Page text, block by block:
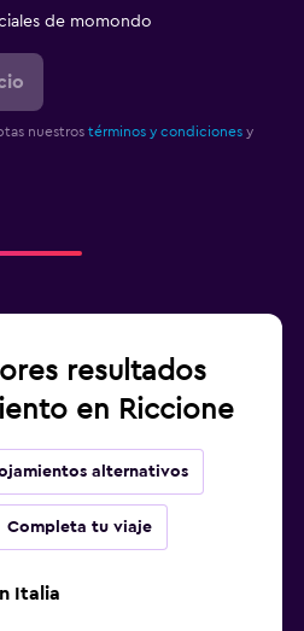
de momondo
nuestros términos y condiciones y
resultados
en Riccione
alternativos
Completa tu viaje
Italia